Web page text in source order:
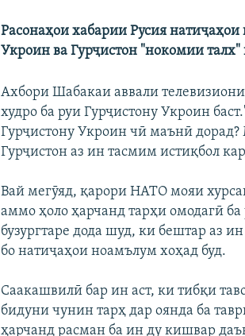
Расонаҳои хабарии Русия
Укроин ва Гурҷистон "нокомии
Ахбори Шабакаи аввали
худро ба руи Гурҷистону Укроин
Гурҷистону Укроин чӣ маънӣ
Гурҷистон аз ин тасмим истиқбол
Вай мегӯяд, қарори НАТО мояи
аммо ҳоло ҳарчанд тарҳи омодагӣ
бузургтаре дода шуд, ки бештар аз
бо натиҷаҳои ноамълум хоҳад буд.
Саакашвилӣ бар ин аст, ки тибқи
бидуни чунин тарҳ дар оянда ба
ҳарчанд расман ба ин ду кишвар